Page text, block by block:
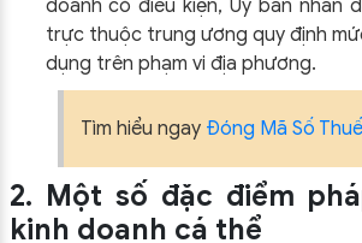
doanh có điều kiện, Ủy ban nhân
trực thuộc trung ương quy định
dụng trên phạm vi địa phương.
Tìm hiểu ngay Đóng Mã Số
2. Một số đặc điểm
kinh doanh cá thể